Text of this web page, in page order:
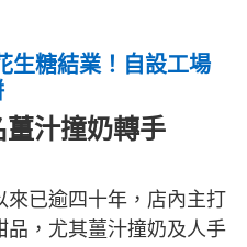
生糖結業！自設工場
汁撞奶轉手
已逾四十年，店內主打
品，尤其薑汁撞奶及人手